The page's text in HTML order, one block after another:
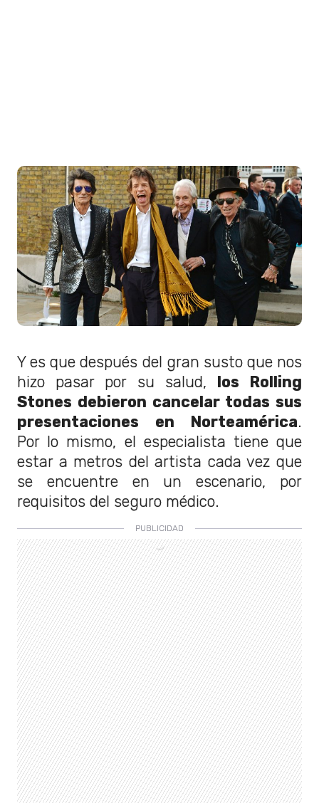
Y es que después del gran susto que nos
hizo pasar por su salud,
los Rolling
Stones debieron cancelar todas sus
presentaciones en Norteamérica.
Por lo mismo, el especialista tiene que
estar a metros del artista cada vez que
se encuentre en un escenario, por
requisitos del seguro médico.